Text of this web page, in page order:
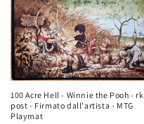
e
z
i
o
100 Acre Hell - Winnie the Pooh - rk
post - Firmato dall'artista - MTG
Playmat